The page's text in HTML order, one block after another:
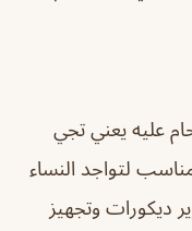
عليه يعني تجي
لتواجد النساء
ديكورات وتجهيز